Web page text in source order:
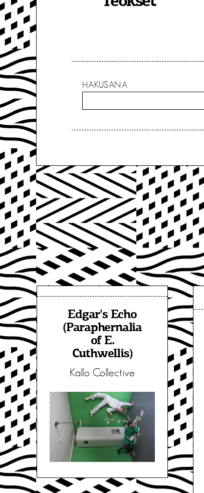
HAKUSANA
Edgar's Echo
(Paraphernalia
of E.
Cuthwellis)
Kallo Collective